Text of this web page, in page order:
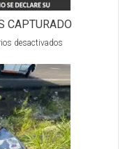
CAPTURADO
desactivadosen
AMENAZAS
A
UNA
MUJER,
ES
CAPTURADO